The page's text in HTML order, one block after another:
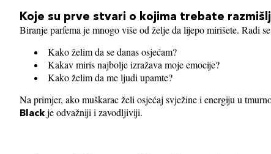
Koje su prve stvari o kojima trebate
Biranje parfema je mnogo više od želje da lijepo mirišete. Radi
Kako želim da se danas osjećam?
Kakav miris najbolje izražava moje emocije?
Kako želim da me ljudi upamte?
Na primjer, ako muškarac želi osjećaj svježine i energiju u
Black je odvažniji i zavodljiviji.